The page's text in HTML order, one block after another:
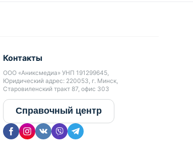
Контакты
ООО «Аниксмедиа» УНП 191299645,
Юридический адрес: 220053, г. Минск,
Старовиленский тракт 87, офис 303
Справочный центр